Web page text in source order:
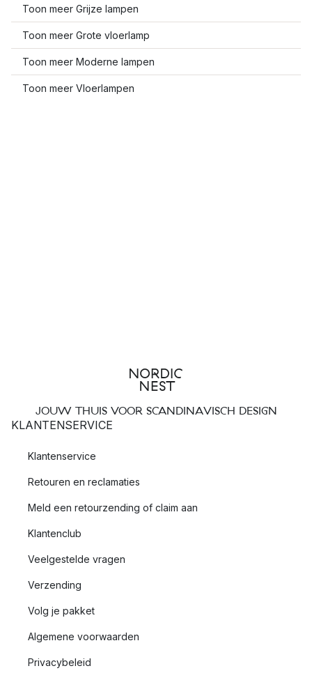
Toon meer Grijze lampen
Toon meer Grote vloerlamp
Toon meer Moderne lampen
Toon meer Vloerlampen
JOUW THUIS VOOR SCANDINAVISCH DESIGN
KLANTENSERVICE
Klantenservice
Retouren en reclamaties
Meld een retourzending of claim aan
Klantenclub
Veelgestelde vragen
Verzending
Volg je pakket
Algemene voorwaarden
Privacybeleid